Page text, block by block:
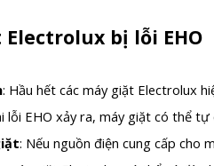
bị lỗi EHO
: Hầu hết các máy giặt Electrolux
lỗi EHO xảy ra, máy giặt có thể
: Nếu nguồn điện cung cấp cho